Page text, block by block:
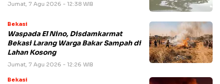
Jumat, 7 Agu 2026 - 12:38 WIB
Bekasi
Waspada El Nino, Disdamkarmat
Bekasi Larang Warga Bakar Sampah di
Lahan Kosong
Jumat, 7 Agu 2026 - 12:26 WIB
Bekasi